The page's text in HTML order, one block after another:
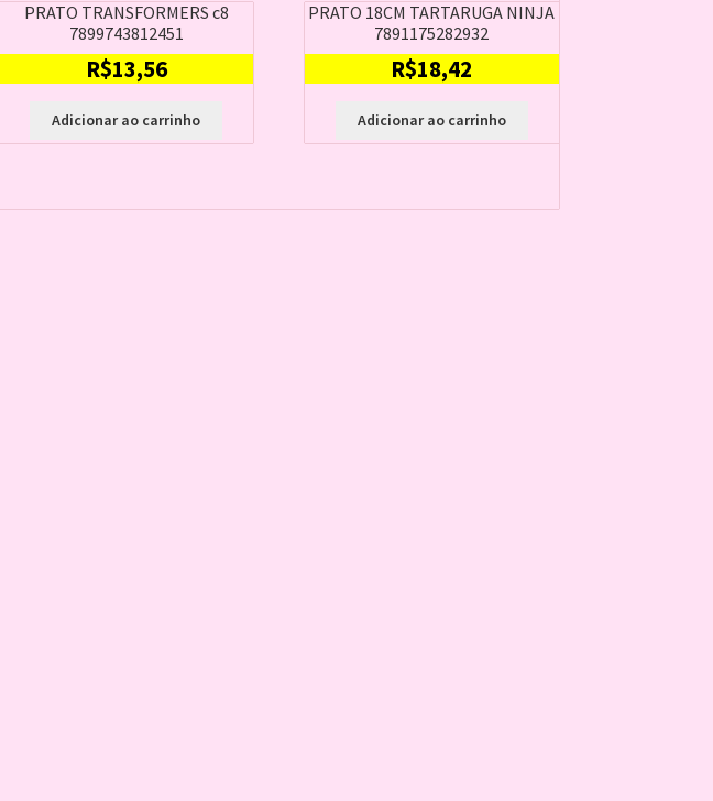
PRATO TRANSFORMERS c8
7899743812451
R$13,56
Adicionar ao carrinho
PRATO 18CM TARTARUGA NINJA
7891175282932
R$18,42
Adicionar ao carrinho